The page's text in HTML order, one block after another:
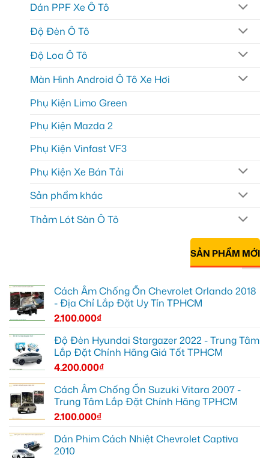
Dán PPF Xe Ô Tô
Độ Đèn Ô Tô
Độ Loa Ô Tô
Màn Hình Android Ô Tô Xe Hơi
Phụ Kiện Limo Green
Phụ Kiện Mazda 2
Phụ Kiện Vinfast VF3
Phụ Kiện Xe Bán Tải
Sản phẩm khác
Thảm Lót Sàn Ô Tô
SẢN PHẨM MỚI
Cách Âm Chống Ồn Chevrolet Orlando 2018
- Địa Chỉ Lắp Đặt Uy Tín TPHCM
2.100.000₫
Độ Đèn Hyundai Stargazer 2022 - Trung Tâm
Lắp Đặt Chính Hãng Giá Tốt TPHCM
4.200.000₫
Cách Âm Chống Ồn Suzuki Vitara 2007 -
Trung Tâm Lắp Đặt Chính Hãng TPHCM
2.100.000₫
Dán Phim Cách Nhiệt Chevrolet Captiva
2010